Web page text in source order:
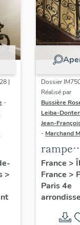
(non
|
-
>
Dossier
Réalisé par
Bussière
Leiba-
Jean-
- Marchand
rampe
d'appui,
escalier
d'une
France >
France >
Paris 4e